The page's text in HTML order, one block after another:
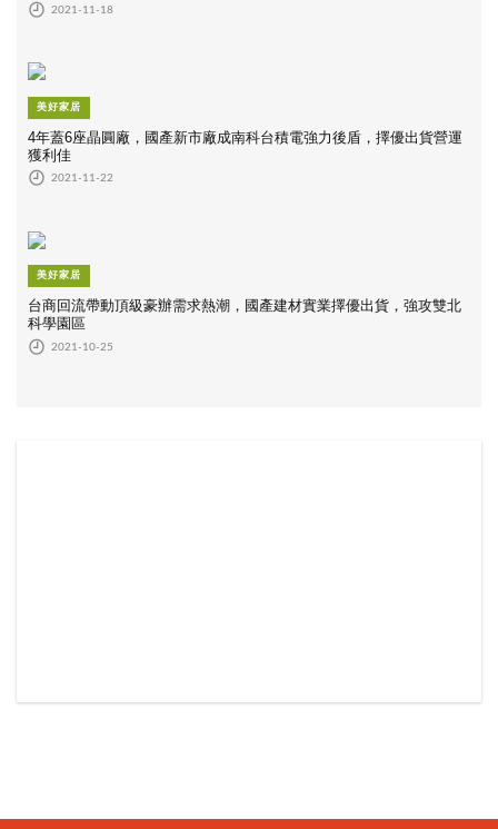
2021-11-18
美好家居
4年蓋6座晶圓廠，國產新市廠成南科台積電強力後盾，擇優出貨營運
獲利佳
2021-11-22
美好家居
台商回流帶動頂級豪辦需求熱潮，國產建材實業擇優出貨，強攻雙北
科學園區
2021-10-25